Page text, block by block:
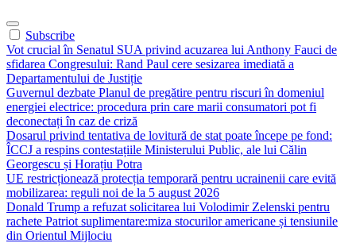
Subscribe
Vot crucial în Senatul SUA privind acuzarea lui Anthony Fauci de
sfidarea Congresului: Rand Paul cere sesizarea imediată a
Departamentului de Justiție
Guvernul dezbate Planul de pregătire pentru riscuri în domeniul
energiei electrice: procedura prin care marii consumatori pot fi
deconectați în caz de criză
Dosarul privind tentativa de lovitură de stat poate începe pe fond:
ÎCCJ a respins contestațiile Ministerului Public, ale lui Călin
Georgescu și Horațiu Potra
UE restricționează protecția temporară pentru ucrainenii care evită
mobilizarea: reguli noi de la 5 august 2026
Donald Trump a refuzat solicitarea lui Volodimir Zelenski pentru
rachete Patriot suplimentare:miza stocurilor americane și tensiunile
din Orientul Mijlociu